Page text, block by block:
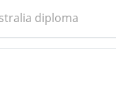
diploma